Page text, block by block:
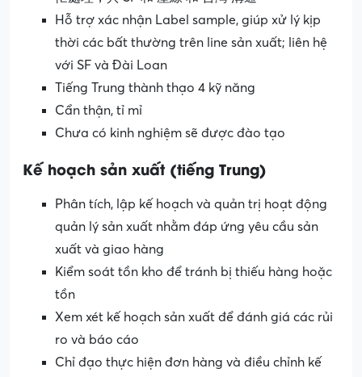
Hỗ trợ xác nhận Label sample, giúp xử lý kịp
thời các bất thường trên line sản xuất; liên hệ
với SF và Đài Loan
Tiếng Trung thành thạo 4 kỹ năng
Cẩn thận, tỉ mỉ
Chưa có kinh nghiệm sẽ được đào tạo
Kế hoạch sản xuất (tiếng Trung)
Phân tích, lập kế hoạch và quản trị hoạt động
quản lý sản xuất nhằm đáp ứng yêu cầu sản
xuất và giao hàng
Kiểm soát tồn kho để tránh bị thiếu hàng hoặc
tồn
Xem xét kế hoạch sản xuất để đánh giá các rủi
ro và báo cáo
Chỉ đạo thực hiện đơn hàng và điều chỉnh kế